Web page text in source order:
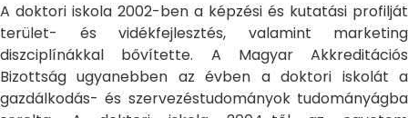
A doktori iskola 2002-ben a képzési és kutatási profilját
terület- és vidékfejlesztés, valamint marketing
diszciplínákkal bővítette. A Magyar Akkreditációs
Bizottság ugyanebben az évben a doktori iskolát a
gazdálkodás- és szervezéstudományok tudományágba